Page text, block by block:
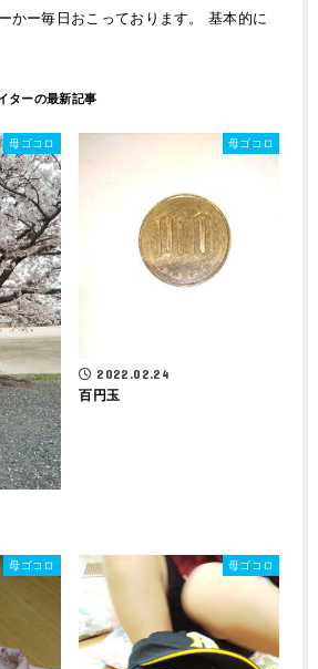
かー毎日おこっております。 基本的に
母ゴコロ 母ゴコロ
2022.02.24
百円玉
母ゴコロ 母ゴコロ